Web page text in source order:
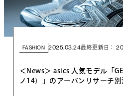
FASHION 2025.03.24最終更新日：
＜News＞ asics 人気モデル「
ノ14）」のアーバンリサーチ